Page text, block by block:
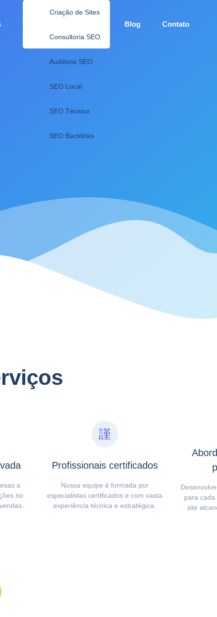
Criação de Sites
Consultoria SEO
Auditoria SEO
SEO Local
SEO Técnico
SEO Backlinks
Blog Contato
a
no
Profissionais certificados
Nossa equipe é formada por
especialistas certificados e com vasta
experiência técnica e estratégica.
para
site